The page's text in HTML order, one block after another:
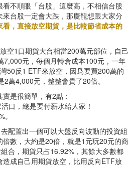
不順眼「台股」這麼高，不相信台股
台股一定會大跌，那慶龍想跟大家分
，直接放空期貨，是比較節省成本的
空1口期貨大台相當200萬元部位，自己
7,000元，每個月轉倉成本100元，一年
50反1 ETF來放空，因爲要買200萬的
萬4,000元，整整會貴了20倍。
是很簡單，有2點：
口，總是要付薪水給人家！
配置出一個可以大盤反向波動的投資組
數，大約是20倍，就是1元玩20元的商
合，期貨只占16.92%，其餘大多數都
成自己用期貨放空，比用反向ETF放